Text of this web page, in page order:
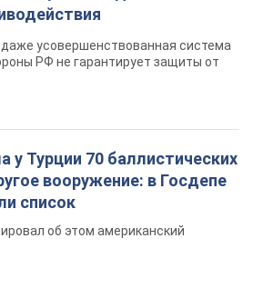
даже усовершенствованная система
РФ не гарантирует защиты от
у Турции 70 баллистических
вооружение: в Госдепе
список
об этом американский